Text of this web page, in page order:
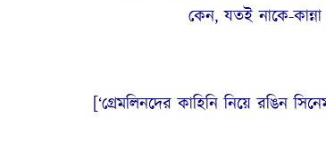
কেন, যতই নাকে-
[‘গ্রেমলিনদের কাহিনি নিয়ে রঙিন